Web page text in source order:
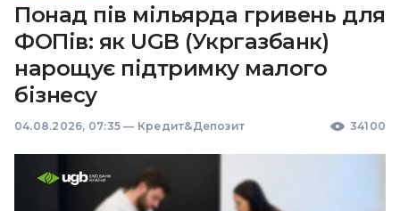
Понад пів мільярда гривень для
ФОПів: як UGB (Укргазбанк)
нарощує підтримку малого
бізнесу
04.08.2026, 07:35 — Кредит&Депозит 34100